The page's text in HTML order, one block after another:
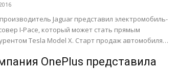
Jaguar представил электромобиль-
I-Pace, который может стать прямым
Tesla Model X. Старт продаж автомобиля
OnePlus представила